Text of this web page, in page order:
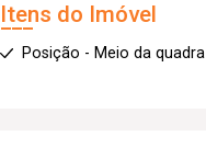
Itens do Imóvel
Posição - Meio da quadra